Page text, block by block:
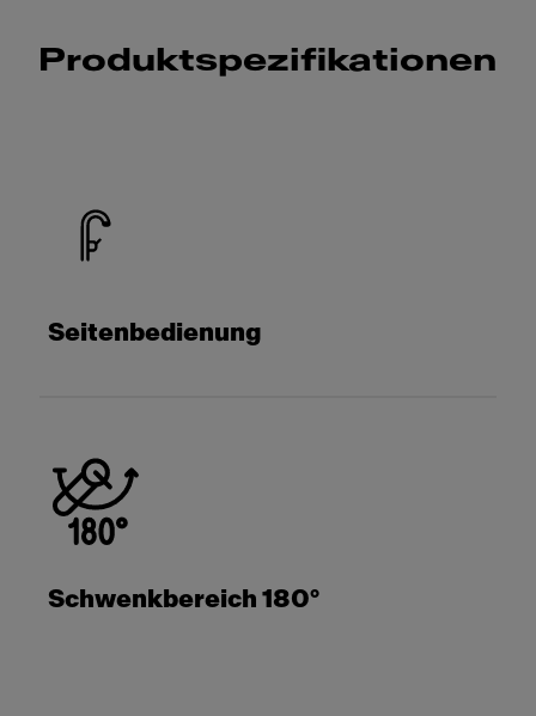
Produktspezifikationen
Seitenbedienung
Schwenkbereich 180°